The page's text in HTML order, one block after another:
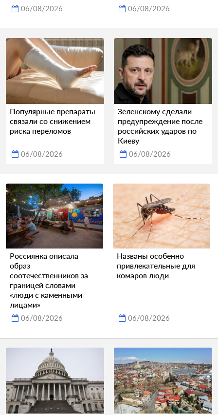
06/08/2026 06/08/2026
Популярные препараты
связали со снижением
риска переломов
06/08/2026
Зеленскому сделали
предупреждение после
российских ударов по
Киеву
06/08/2026
Россиянка описала
образ
соотечественников за
границей словами
«люди с каменными
лицами»
06/08/2026
Названы особенно
привлекательные для
комаров люди
06/08/2026